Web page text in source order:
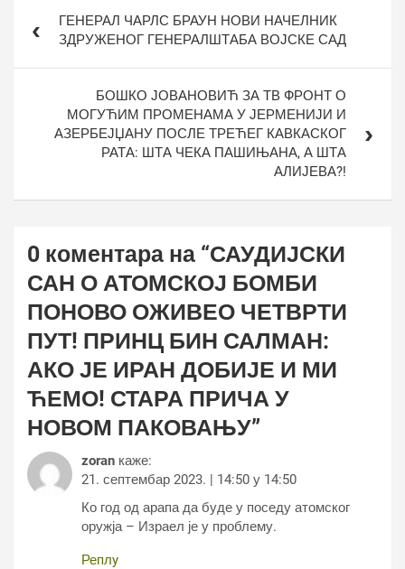
чланкаГЕНЕРАЛ ЧАРЛС БРАУН НОВИ НАЧЕЛНИК
ЗДРУЖЕНОГ ГЕНЕРАЛШТАБА ВОЈСКЕ САД
БОШКО ЈОВАНОВИЋ ЗА ТВ ФРОНТ О
МОГУЋИМ ПРОМЕНАМА У ЈЕРМЕНИЈИ И
АЗЕРБЕЈЏАНУ ПОСЛЕ ТРЕЋЕГ КАВКАСКОГ
РАТА: ШТА ЧЕКА ПАШИЊАНА, А ШТА
АЛИЈЕВА?!
0 коментара на “САУДИЈСКИ
САН О АТОМСКОЈ БОМБИ
ПОНОВО ОЖИВЕО ЧЕТВРТИ
ПУТ! ПРИНЦ БИН САЛМАН:
АКО ЈЕ ИРАН ДОБИЈЕ И МИ
ЋЕМО! СТАРА ПРИЧА У
НОВОМ ПАКОВАЊУ”
zoran каже:
21. септембар 2023. | 14:50 у 14:50
Ко год од арапа да буде у поседу атомског
оружја – Израел је у проблему.
Реплy